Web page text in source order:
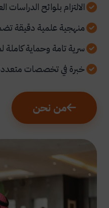
الالتزام بلوائح الدراسات
منهجية علمية دقيقة
سرية تامة وحماية كاملة
خبرة في تخصصات متعددة
من نحن